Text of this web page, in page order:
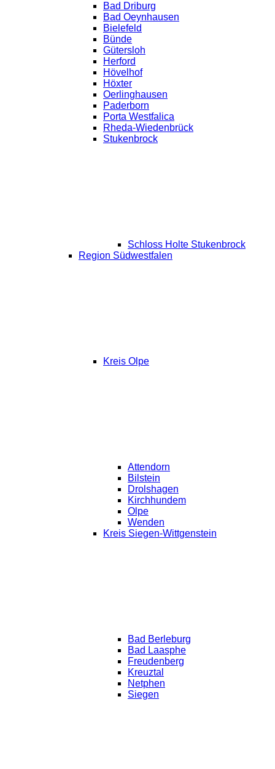
Bad Driburg
Bad Oeynhausen
Bielefeld
Bünde
Gütersloh
Herford
Hövelhof
Höxter
Oerlinghausen
Paderborn
Porta Westfalica
Rheda-Wiedenbrück
Stukenbrock
Schloss Holte Stukenbrock
Region Südwestfalen
Kreis Olpe
Attendorn
Bilstein
Drolshagen
Kirchhundem
Olpe
Wenden
Kreis Siegen-Wittgenstein
Bad Berleburg
Bad Laasphe
Freudenberg
Kreuztal
Netphen
Siegen